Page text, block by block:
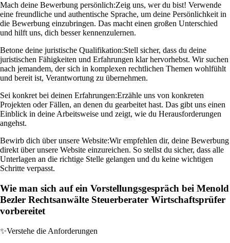
Mach deine Bewerbung persönlich:Zeig uns, wer du bist! Verwende
eine freundliche und authentische Sprache, um deine Persönlichkeit in
die Bewerbung einzubringen. Das macht einen großen Unterschied
und hilft uns, dich besser kennenzulernen.
Betone deine juristische Qualifikation:Stell sicher, dass du deine
juristischen Fähigkeiten und Erfahrungen klar hervorhebst. Wir suchen
nach jemandem, der sich in komplexen rechtlichen Themen wohlfühlt
und bereit ist, Verantwortung zu übernehmen.
Sei konkret bei deinen Erfahrungen:Erzähle uns von konkreten
Projekten oder Fällen, an denen du gearbeitet hast. Das gibt uns einen
Einblick in deine Arbeitsweise und zeigt, wie du Herausforderungen
angehst.
Bewirb dich über unsere Website:Wir empfehlen dir, deine Bewerbung
direkt über unsere Website einzureichen. So stellst du sicher, dass alle
Unterlagen an die richtige Stelle gelangen und du keine wichtigen
Schritte verpasst.
Wie man sich auf ein Vorstellungsgespräch bei Menold
Bezler Rechtsanwälte Steuerberater Wirtschaftsprüfer
vorbereitet
✨Verstehe die Anforderungen